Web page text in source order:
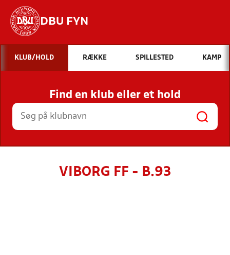
DBU FYN
Hvad vil du søge efter?
INDHOLD OG NYHEDER
STILLINGER, RESULTATER, KLUBBER OG
HOLD
KLUB/HOLD RÆKKE SPILLESTED KAMP
Find en klub eller et hold
VIBORG FF - B.93